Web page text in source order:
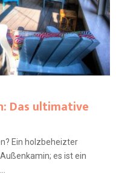
Das ultimative
Ein holzbeheizter
es ist ein